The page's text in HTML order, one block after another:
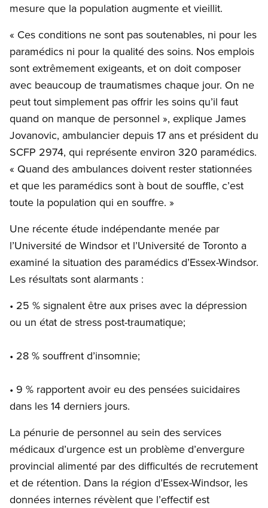
mesure que la population augmente et vieillit.
« Ces conditions ne sont pas soutenables, ni pour les
paramédics ni pour la qualité des soins. Nos emplois
sont extrêmement exigeants, et on doit composer
avec beaucoup de traumatismes chaque jour. On ne
peut tout simplement pas offrir les soins qu’il faut
quand on manque de personnel », explique James
Jovanovic, ambulancier depuis 17 ans et président du
SCFP 2974, qui représente environ 320 paramédics.
« Quand des ambulances doivent rester stationnées
et que les paramédics sont à bout de souffle, c’est
toute la population qui en souffre. »
Une récente étude indépendante menée par
l’Université de Windsor et l’Université de Toronto a
examiné la situation des paramédics d’Essex-Windsor.
Les résultats sont alarmants :
• 25 % signalent être aux prises avec la dépression
ou un état de stress post-traumatique;
• 28 % souffrent d’insomnie;
• 9 % rapportent avoir eu des pensées suicidaires
dans les 14 derniers jours.
La pénurie de personnel au sein des services
médicaux d’urgence est un problème d’envergure
provincial alimenté par des difficultés de recrutement
et de rétention. Dans la région d’Essex-Windsor, les
données internes révèlent que l’effectif est